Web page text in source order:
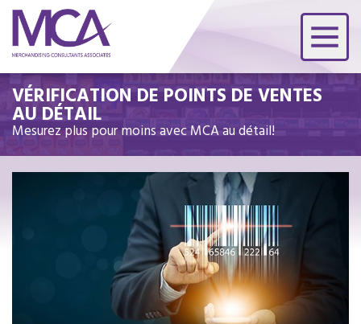
VÉRIFICATION DE POINTS DE VENTES
AU DÉTAIL
Mesurez plus pour moins avec MCA au détail!